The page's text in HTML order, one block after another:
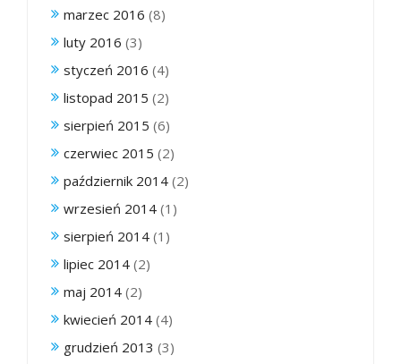
marzec 2016 (8)
luty 2016 (3)
styczeń 2016 (4)
listopad 2015 (2)
sierpień 2015 (6)
czerwiec 2015 (2)
październik 2014 (2)
wrzesień 2014 (1)
sierpień 2014 (1)
lipiec 2014 (2)
maj 2014 (2)
kwiecień 2014 (4)
grudzień 2013 (3)